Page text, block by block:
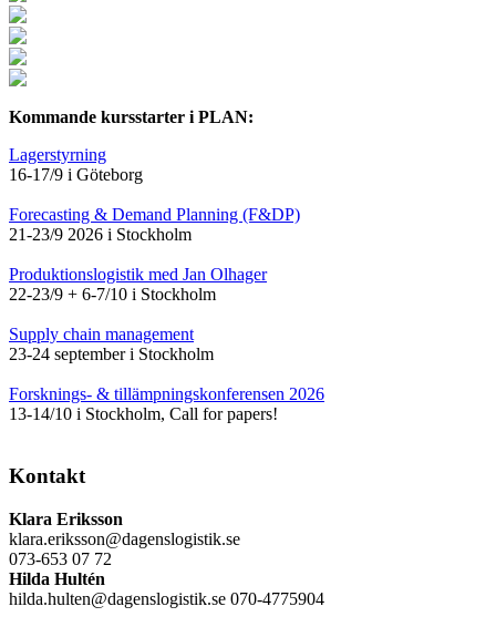
Kommande kursstarter i PLAN:
Lagerstyrning
16-17/9 i Göteborg
Forecasting & Demand Planning (F&DP)
21-23/9 2026 i Stockholm
Produktionslogistik med Jan Olhager
22-23/9 + 6-7/10 i Stockholm
Supply chain management
23-24 september i Stockholm
Forsknings- & tillämpningskonferensen 2026
13-14/10 i Stockholm, Call for papers!
Kontakt
Klara Eriksson
klara.eriksson@dagenslogistik.se
073-653 07 72
Hilda Hultén
hilda.hulten@dagenslogistik.se 070-4775904